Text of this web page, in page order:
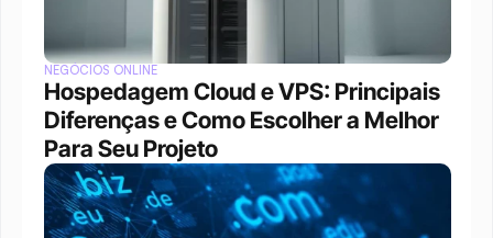
NEGÓCIOS ONLINE
Hospedagem Cloud e VPS: Principais
Diferenças e Como Escolher a Melhor
Para Seu Projeto